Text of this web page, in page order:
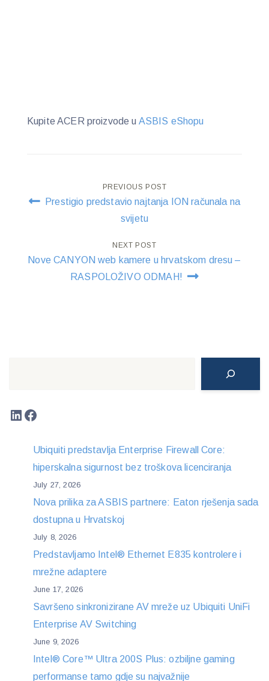
Kupite ACER proizvode u ASBIS eShopu
Post
PREVIOUS POST
Prestigio predstavio najtanja ION računala na
svijetu
NEXT POST
Nove CANYON web kamere u hrvatskom dresu –
RASPOLOŽIVO ODMAH!
LinkedIn
Facebook
Ubiquiti predstavlja Enterprise Firewall Core:
hiperskalna sigurnost bez troškova licenciranja
July 27, 2026
Nova prilika za ASBIS partnere: Eaton rješenja sada
dostupna u Hrvatskoj
July 8, 2026
Predstavljamo Intel® Ethernet E835 kontrolere i
mrežne adaptere
June 17, 2026
Savršeno sinkronizirane AV mreže uz Ubiquiti UniFi
Enterprise AV Switching
June 9, 2026
Intel® Core™ Ultra 200S Plus: ozbiljne gaming
performanse tamo gdje su najvažnije